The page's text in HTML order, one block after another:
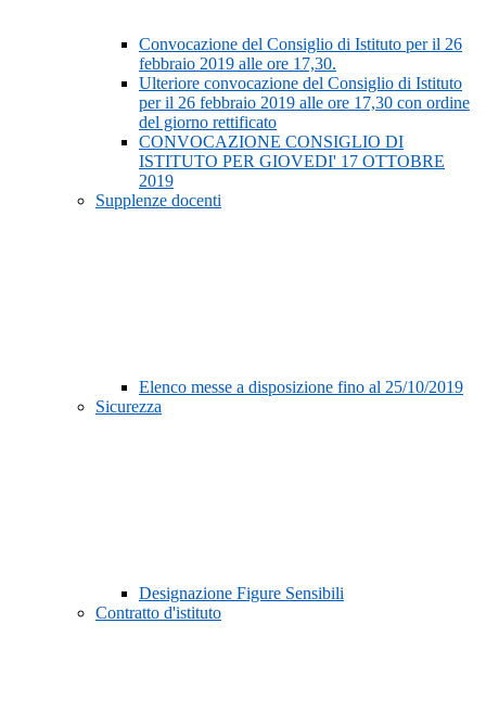
Convocazione del Consiglio di Istituto per il 26
febbraio 2019 alle ore 17,30.
Ulteriore convocazione del Consiglio di Istituto
per il 26 febbraio 2019 alle ore 17,30 con ordine
del giorno rettificato
CONVOCAZIONE CONSIGLIO DI
ISTITUTO PER GIOVEDI' 17 OTTOBRE
2019
Supplenze docenti
Elenco messe a disposizione fino al 25/10/2019
Sicurezza
Designazione Figure Sensibili
Contratto d'istituto